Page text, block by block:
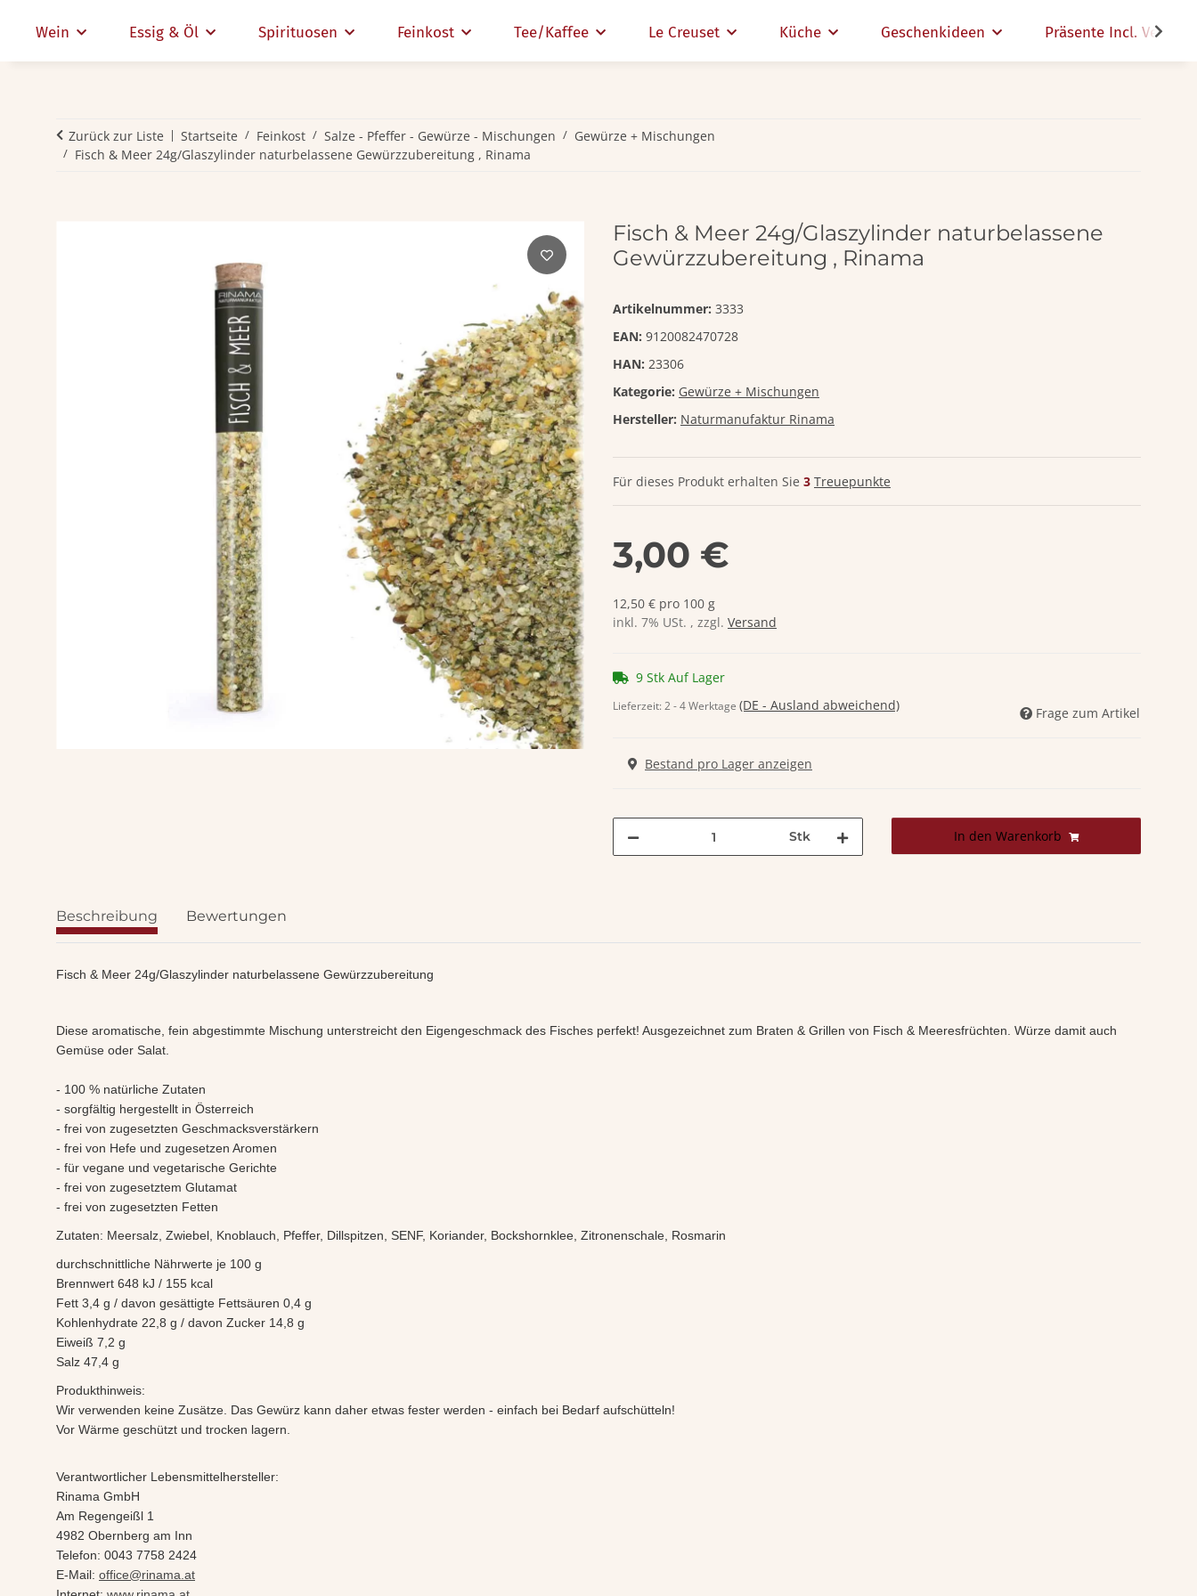
Wein Essig & Öl Spirituosen Feinkost Tee/Kaffee Le Creuset Küche Geschenkideen Präsente Incl. Versand
Zurück zur Liste Startseite Feinkost Salze - Pfeffer - Gewürze - Mischungen
Gewürze + Mischungen
Fisch & Meer 24g/Glaszylinder naturbelassene Gewürzzubereitung , Rinama
Fisch & Meer 24g/Glaszylinder naturbelassene
Gewürzzubereitung , Rinama
Artikelnummer: 3333
EAN: 9120082470728
HAN: 23306
Kategorie: Gewürze + Mischungen
Hersteller: Naturmanufaktur Rinama
Für dieses Produkt erhalten Sie 3 Treuepunkte
3,00 €
12,50 € pro 100 g
inkl. 7% USt. , zzgl. Versand
9 Stk Auf Lager
Lieferzeit: 2 - 4 Werktage (DE - Ausland abweichend) Frage zum Artikel
Bestand pro Lager anzeigen
Stk In den Warenkorb
Beschreibung Bewertungen
Fisch & Meer 24g/Glaszylinder naturbelassene Gewürzzubereitung
Diese aromatische, fein abgestimmte Mischung unterstreicht den Eigengeschmack des Fisches perfekt! Ausgezeichnet zum Braten & Grillen von Fisch & Meeresfrüchten. Würze damit auch
Gemüse oder Salat.
- 100 % natürliche Zutaten
- sorgfältig hergestellt in Österreich
- frei von zugesetzten Geschmacksverstärkern
- frei von Hefe und zugesetzen Aromen
- für vegane und vegetarische Gerichte
- frei von zugesetztem Glutamat
- frei von zugesetzten Fetten
Zutaten: Meersalz, Zwiebel, Knoblauch, Pfeffer, Dillspitzen, SENF, Koriander, Bockshornklee, Zitronenschale, Rosmarin
durchschnittliche Nährwerte je 100 g
Brennwert 648 kJ / 155 kcal
Fett 3,4 g / davon gesättigte Fettsäuren 0,4 g
Kohlenhydrate 22,8 g / davon Zucker 14,8 g
Eiweiß 7,2 g
Salz 47,4 g
Produkthinweis:
Wir verwenden keine Zusätze. Das Gewürz kann daher etwas fester werden - einfach bei Bedarf aufschütteln!
Vor Wärme geschützt und trocken lagern.
Verantwortlicher Lebensmittelhersteller:
Rinama GmbH
Am Regengeißl 1
4982 Obernberg am Inn
Telefon: 0043 7758 2424
E-Mail: office@rinama.at